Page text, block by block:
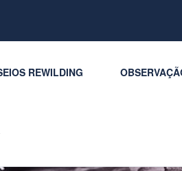
REWILDING